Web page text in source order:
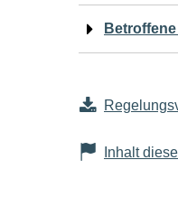
Inhalt